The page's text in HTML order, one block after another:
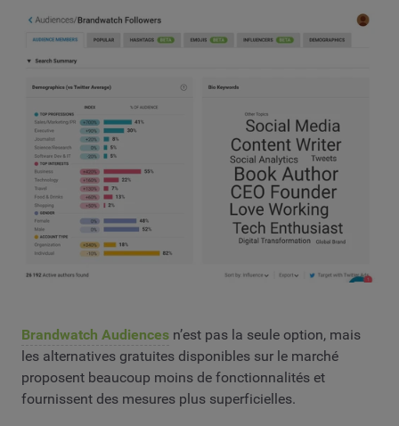
Brandwatch Audiences n’est pas la seule option, mais
les alternatives gratuites disponibles sur le marché
proposent beaucoup moins de fonctionnalités et
fournissent des mesures plus superficielles.